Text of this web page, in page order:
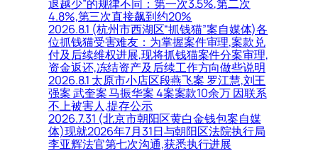
退越少”的规律不同：第一次3.5%,第二次
4.8%,第三次直接飙到约20%
2026.8.1 (杭州市西湖区“抓钱猫”案自媒体)各
位抓钱猫受害难友：为掌握案件审理,案款兑
付及后续维权进展,现将抓钱猫案件分案审理,
资金返还,冻结资产及后续工作方向做些说明
2026.8.1 太原市小店区段燕飞案 罗江慧,刘王
强案 武奎案 马振华案 4案案款10余万 因联系
不上被害人,提存公示
2026.7.31 (北京市朝阳区黄白金钱包案自媒
体)现就2026年7月31日与朝阳区法院执行局
李亚辉法官第七次沟通,获悉执行进展